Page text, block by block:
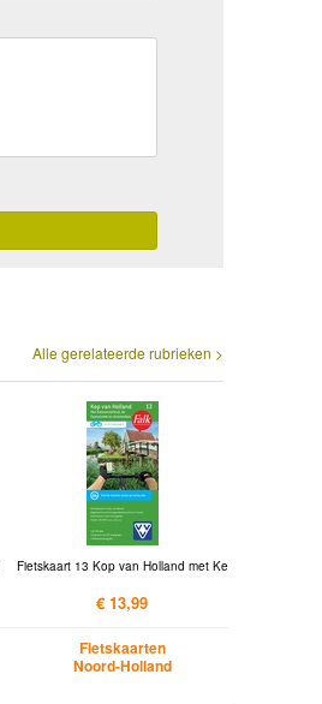
Alle gerelateerde rubrieken >
Fietskaart 13 Kop van Holland met Ke
€ 13,99
Fietskaarten
Noord-Holland